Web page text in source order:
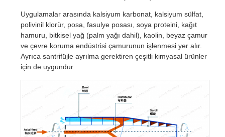
Uygulamalar arasında kalsiyum karbonat, kalsiyum sülfat,
polivinil klorür, posa, fasulye posası, soya proteini, kağıt
hamuru, bitkisel yağ (palm yağı dahil), kaolin, beyaz çamur
ve çevre koruma endüstrisi çamurunun işlenmesi yer alır.
Ayrıca santrifüjle ayrılma gerektiren çeşitli kimyasal ürünler
için de uygundur.